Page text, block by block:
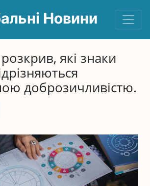
Новини
які знаки
доброзичливістю.